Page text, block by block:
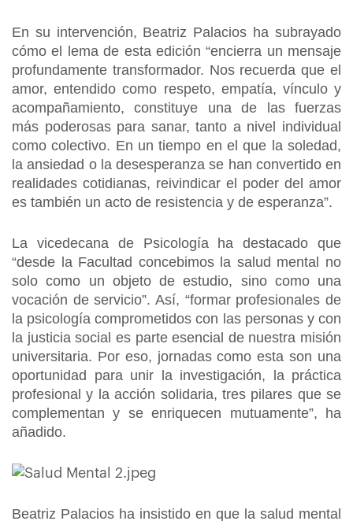
En su intervención, Beatriz Palacios ha subrayado
cómo el lema de esta edición “encierra un mensaje
profundamente transformador. Nos recuerda que el
amor, entendido como respeto, empatía, vínculo y
acompañamiento, constituye una de las fuerzas
más poderosas para sanar, tanto a nivel individual
como colectivo. En un tiempo en el que la soledad,
la ansiedad o la desesperanza se han convertido en
realidades cotidianas, reivindicar el poder del amor
es también un acto de resistencia y de esperanza”.
La vicedecana de Psicología ha destacado que
“desde la Facultad concebimos la salud mental no
solo como un objeto de estudio, sino como una
vocación de servicio”. Así, “formar profesionales de
la psicología comprometidos con las personas y con
la justicia social es parte esencial de nuestra misión
universitaria. Por eso, jornadas como esta son una
oportunidad para unir la investigación, la práctica
profesional y la acción solidaria, tres pilares que se
complementan y se enriquecen mutuamente”, ha
añadido.
Beatriz Palacios ha insistido en que la salud mental